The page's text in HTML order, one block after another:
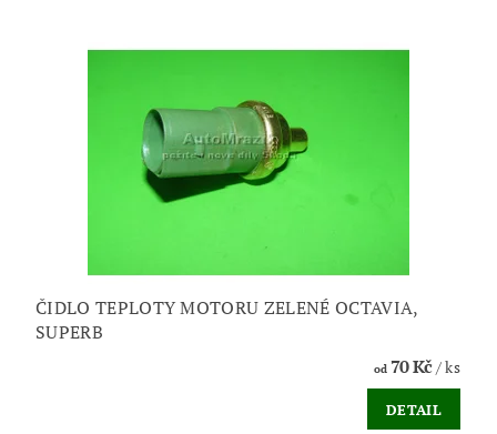
ČIDLO TEPLOTY MOTORU ZELENÉ OCTAVIA,
SUPERB
od70 Kč/ ks
DETAIL